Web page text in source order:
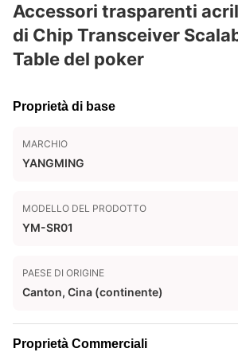
Accessori trasparenti
di Chip Transceiver
Table del poker
Proprietà di base
MARCHIO
YANGMING
MODELLO DEL PRODOTTO
YM-SR01
PAESE DI ORIGINE
Canton, Cina (continente)
Proprietà Commerciali